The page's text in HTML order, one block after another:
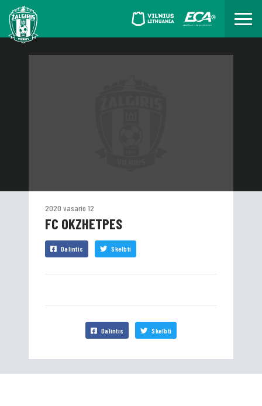
2020 vasario 12
FC OKZHETPES
Dalintis Skelbti
Dalintis Skelbti